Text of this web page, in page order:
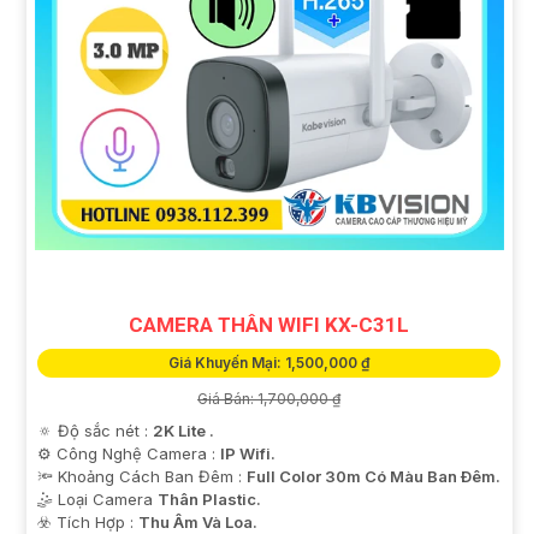
CAMERA THÂN WIFI KX-C31L
Giá Khuyến Mại: 1,500,000 ₫
Giá Bán: 1,700,000 ₫
🔅 Độ sắc nét : 2K Lite .
⚙ Công Nghệ Camera : IP Wifi.
🔦 Khoảng Cách Ban Đêm : Full Color 30m Có Màu Ban Ðêm.
🤹 Loại Camera Thân Plastic.
️☣️ Tích Hợp : Thu Âm Và Loa.